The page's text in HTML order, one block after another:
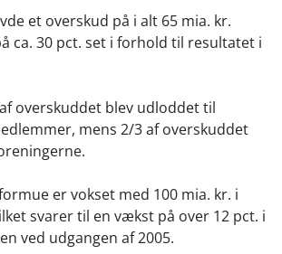
et overskud på i alt 65 mia. kr.
ca. 30 pct. set i forhold til resultatet i
overskuddet blev udloddet til
mens 2/3 af overskuddet
er vokset med 100 mia. kr. i
svarer til en vækst på over 12 pct. i
ved udgangen af 2005.